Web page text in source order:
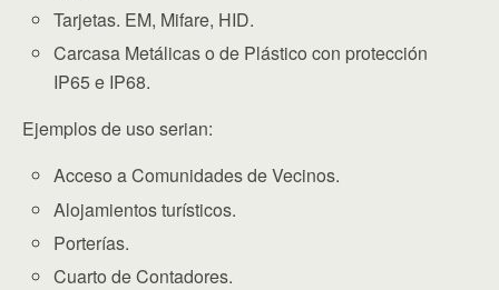
Tarjetas. EM, Mifare, HID.
Carcasa Metálicas o de Plástico con protección
IP65 e IP68.
Ejemplos de uso serian:
Acceso a Comunidades de Vecinos.
Alojamientos turísticos.
Porterías.
Cuarto de Contadores.